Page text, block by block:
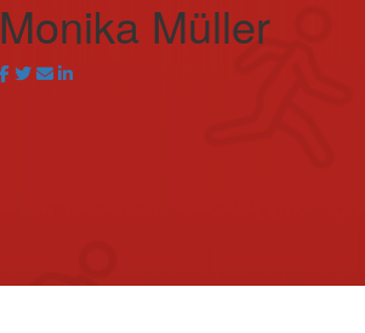
Monika Müller